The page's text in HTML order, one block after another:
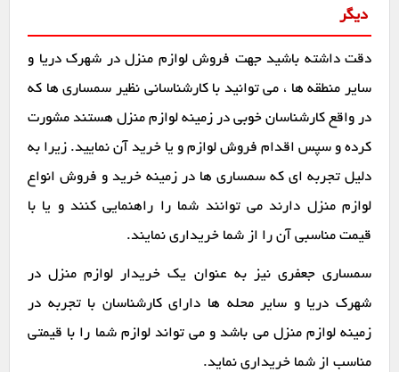
دیگر
دقت داشته باشید جهت فروش لوازم منزل در شهرک دریا و
سایر منطقه ها ، می توانید با کارشناسانی نظیر سمساری ها که
در واقع کارشناسان خوبی در زمینه لوازم منزل هستند مشورت
کرده و سپس اقدام فروش لوازم و یا خرید آن نمایید. زیرا به
دلیل تجربه ای که سمساری ها در زمینه خرید و فروش انواع
لوازم منزل دارند می توانند شما را راهنمایی کنند و یا با
قیمت مناسبی آن را از شما خریداری نمایند.
سمساری جعفری نیز به عنوان یک خریدار لوازم منزل در
شهرک دریا و سایر محله ها دارای کارشناسان با تجربه در
زمینه لوازم منزل می باشد و می تواند لوازم شما را با قیمتی
مناسب از شما خریداری نماید.